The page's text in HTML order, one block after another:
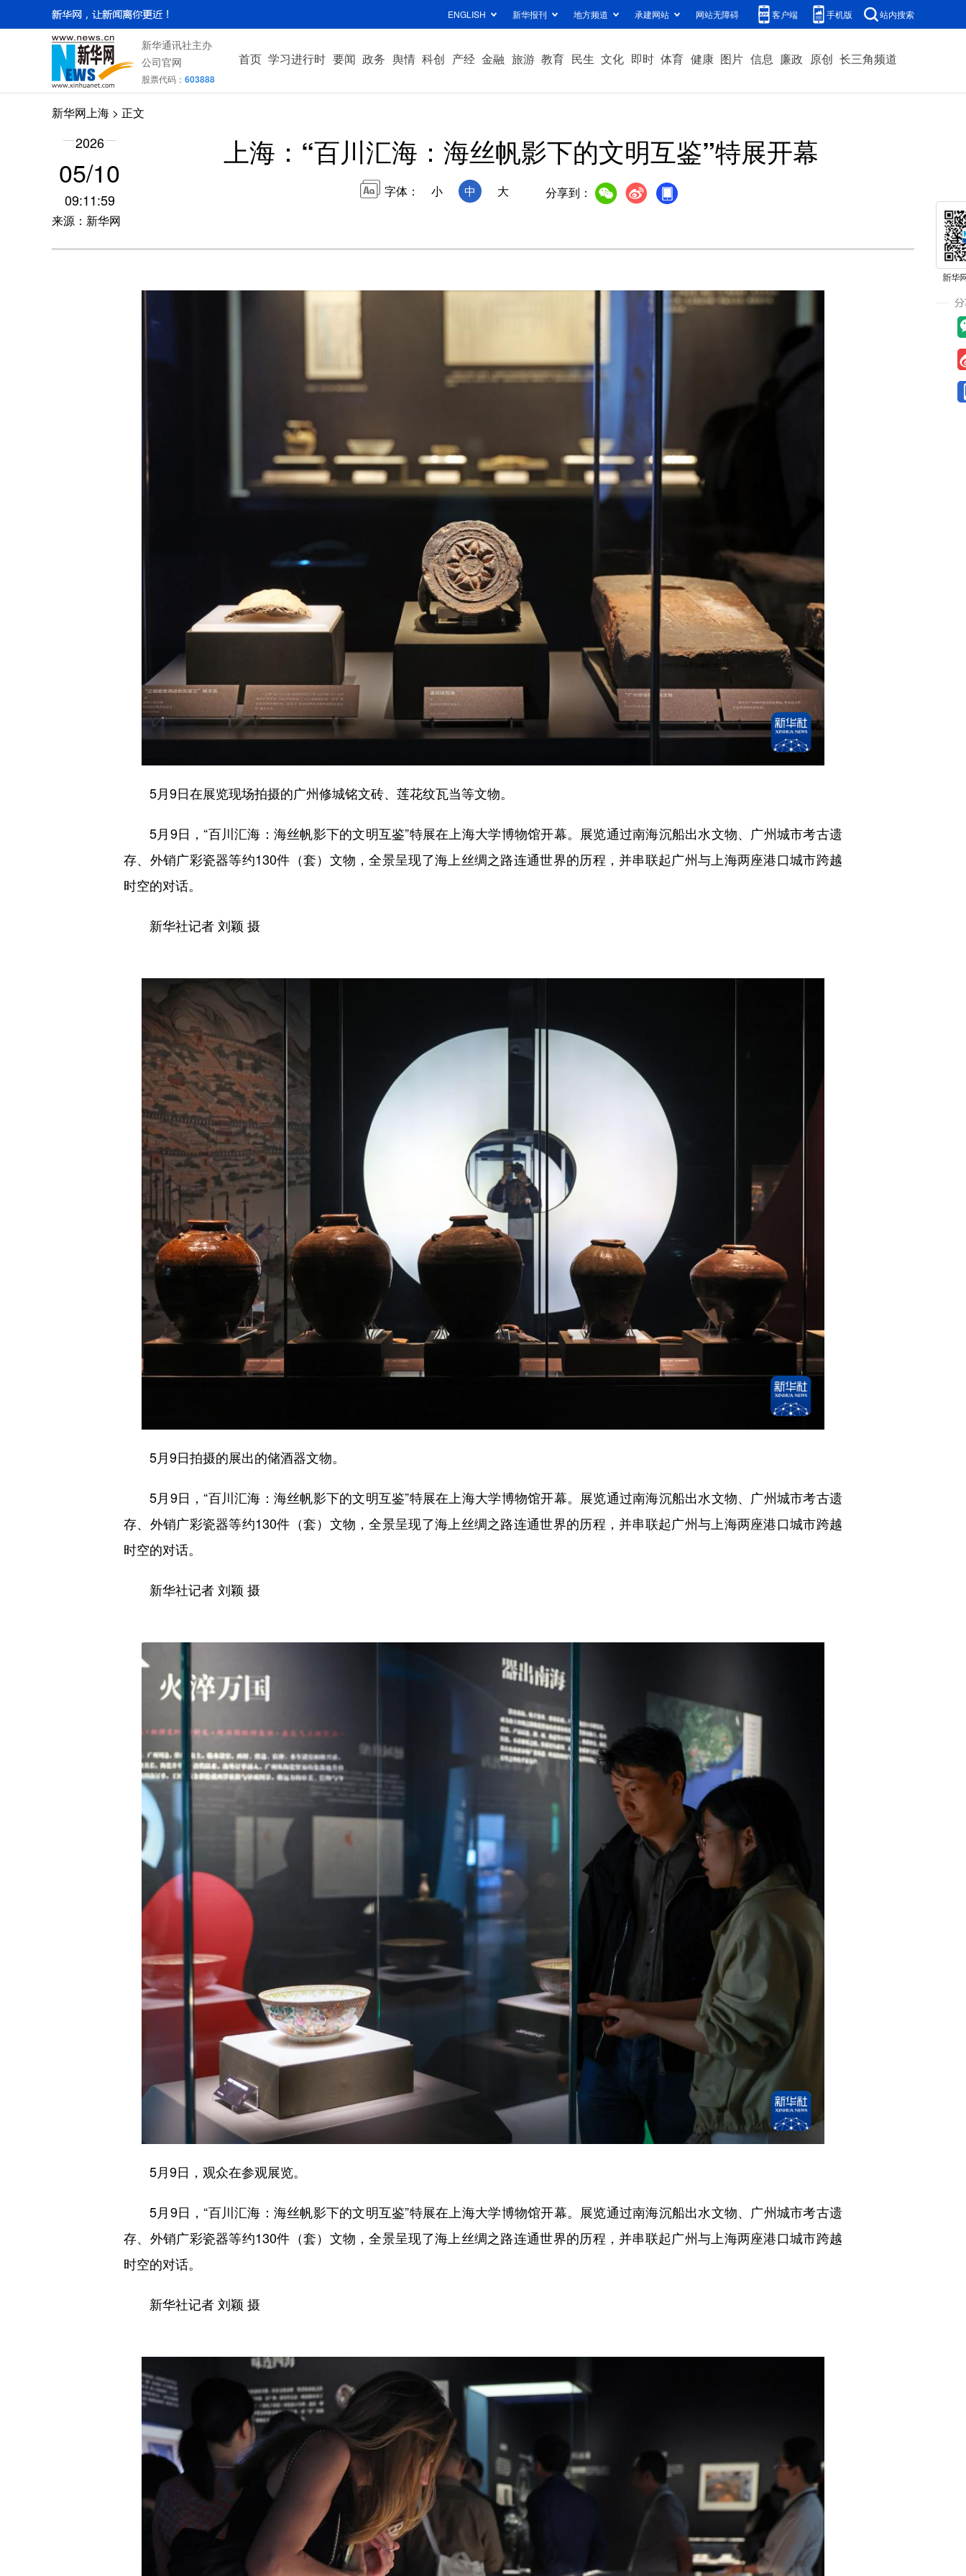
ENGLISH 新华报刊 地方频道 承建网站 网站无障碍 客户端 手机版 站内搜索
新华通讯社主办
公司官网
股票代码： 603888
首页 学习进行时 要闻 政务 舆情 科创 产经 金融 旅游 教育 民生 文化 即时 体育 健康 图片 信息 廉政 原创 长三角频道
新华网上海 > 正文
2026
05/10
09:11:59
来源：新华网
上海：“百川汇海：海丝帆影下的文明互鉴”特展开幕
字体： 小 中 大 分享到：
5月9日在展览现场拍摄的广州修城铭文砖、莲花纹瓦当等文物。
5月9日，“百川汇海：海丝帆影下的文明互鉴”特展在上海大学博物馆开幕。展览通过南海沉船出水文物、广州城市考古遗
存、外销广彩瓷器等约130件（套）文物，全景呈现了海上丝绸之路连通世界的历程，并串联起广州与上海两座港口城市跨越
时空的对话。
新华社记者 刘颖 摄
5月9日拍摄的展出的储酒器文物。
5月9日，“百川汇海：海丝帆影下的文明互鉴”特展在上海大学博物馆开幕。展览通过南海沉船出水文物、广州城市考古遗
存、外销广彩瓷器等约130件（套）文物，全景呈现了海上丝绸之路连通世界的历程，并串联起广州与上海两座港口城市跨越
时空的对话。
新华社记者 刘颖 摄
5月9日，观众在参观展览。
5月9日，“百川汇海：海丝帆影下的文明互鉴”特展在上海大学博物馆开幕。展览通过南海沉船出水文物、广州城市考古遗
存、外销广彩瓷器等约130件（套）文物，全景呈现了海上丝绸之路连通世界的历程，并串联起广州与上海两座港口城市跨越
时空的对话。
新华社记者 刘颖 摄